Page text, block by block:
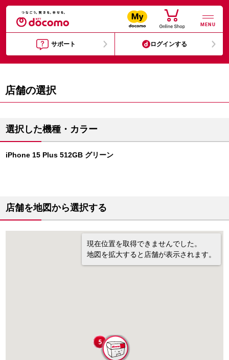
MENU
サポート ログインする
店舗の選択
選択した機種・カラー
iPhone 15 Plus 512GB グリーン
店舗を地図から選択する
現在位置を取得できませんでした。
地図を拡大すると店舗が表示されます。